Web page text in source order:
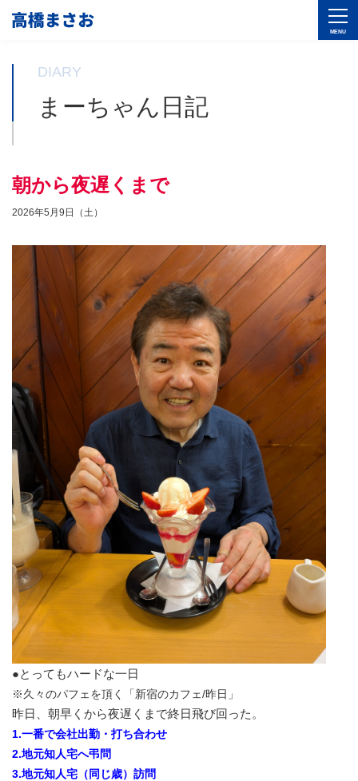
DIARY
まーちゃん日記
朝から夜遅くまで
2026年5月9日（土）
●とってもハードな一日
※久々のパフェを頂く「新宿のカフェ/昨日」
昨日、朝早くから夜遅くまで終日飛び回った。
1.一番で会社出勤・打ち合わせ
2.地元知人宅へ弔問
3.地元知人宅（同じ歳）訪問